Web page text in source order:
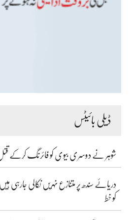
ڈیلی بائیٹس
شوہر نے دوسری بیوی کو فائرنگ کرکے قتل
دریائے سندھ پر متنازع نہریں نکالی جارہی
کو خط